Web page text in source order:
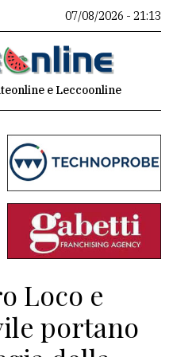
07/08/2026 - 21:13
e Leccoonline
Loco e
portano